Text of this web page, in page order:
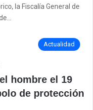
la Fiscalía General de
Actualidad
hombre el 19
de protección